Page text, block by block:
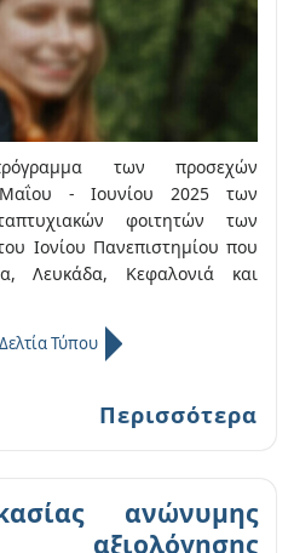
των προσεχών
- Ιουνίου 2025 των
φοιτητών των
Ιονίου Πανεπιστημίου που
Λευκάδα, Κεφαλονιά και
Δελτία Τύπου
Περισσότερα
ανώνυμης
αξιολόγησης